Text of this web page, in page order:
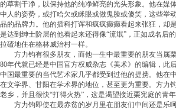
的草割干净，以保持他的纯净鲜亮的光头形象。他在媒
中人的姿势，或打哈欠或眯眼或做鬼脸或傻笑，这些举
品的品牌力。他的插科打诨和疯疯癫癫看起来张狂，却
是达到绅士阶层的他看起来还得像“流氓”，正如成名后
拉碴地住在格林威治村一样。
方力钧有很多朋友，而他一生中最重要的朋友当属
80年代就已经是中国官方权威杂志《美术》的编辑，此
中国最重要的当代艺术家几乎都受到过他的提携。他在
在文学界、甘阳在学术界的地位，甚至更为重要。方力
老乡，并且很快“打得火热”，这是渴望接近栗宪庭的青
方力钧即使在最赤贫的岁月里在朋友们中间还是乐